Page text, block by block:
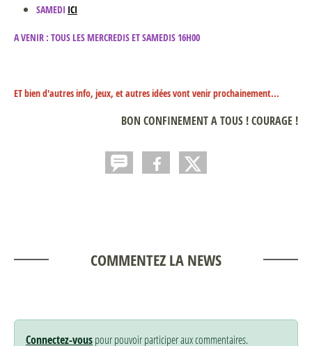
SAMEDI ICI
A VENIR : TOUS LES MERCREDIS ET SAMEDIS 16H00
ET bien d'autres info, jeux, et autres idées vont venir prochainement...
BON CONFINEMENT A TOUS ! COURAGE !
COMMENTEZ LA NEWS
Connectez-vouspour pouvoir participer aux commentaires.